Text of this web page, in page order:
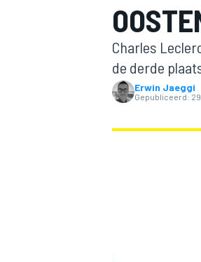
Charles
de derde
Erwin Jaeggi
Gepubliceerd: